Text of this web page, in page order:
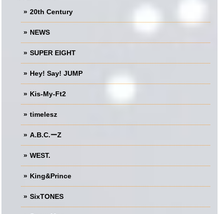
20th Century
NEWS
SUPER EIGHT
Hey! Say! JUMP
Kis-My-Ft2
timelesz
A.B.C.ーZ
WEST.
King&Prince
SixTONES